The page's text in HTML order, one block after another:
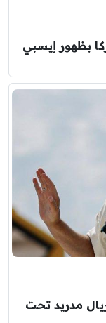
بظهور إيسبي
مدريد تحت